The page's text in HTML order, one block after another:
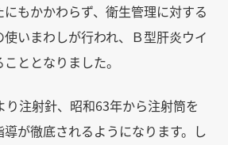
もかかわらず、衛生管理に対する
いまわしが行われ、Ｂ型肝炎ウイ
ととなりました。
り注射針、昭和63年から注射筒を
が徹底されるようになります。し